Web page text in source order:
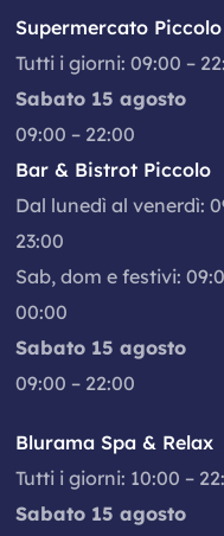
Supermercato Piccolo
Tutti i giorni: 09:00 –
Sabato 15 agosto
09:00 – 22:00
Bar & Bistrot Piccolo
Dal lunedì al venerdì:
23:00
Sab, dom e festivi:
00:00
Sabato 15 agosto
09:00 – 22:00
Blurama Spa & Relax
Tutti i giorni: 10:00 –
Sabato 15 agosto